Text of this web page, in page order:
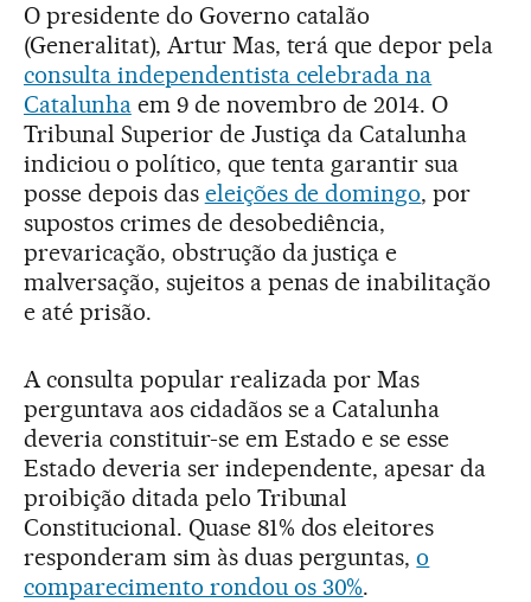
O presidente do Governo catalão
(Generalitat), Artur Mas, terá que depor pela
consulta independentista celebrada na
Catalunhaem 9 de novembro de 2014. O
Tribunal Superior de Justiça da Catalunha
indiciou o político, que tenta garantir sua
posse depois das eleições de domingo, por
supostos crimes de desobediência,
prevaricação, obstrução da justiça e
malversação, sujeitos a penas de inabilitação
e até prisão.
A consulta popular realizada por Mas
perguntava aos cidadãos se a Catalunha
deveria constituir-se em Estado e se esse
Estado deveria ser independente, apesar da
proibição ditada pelo Tribunal
Constitucional. Quase 81% dos eleitores
responderam sim às duas perguntas,o
comparecimento rondou os 30%.